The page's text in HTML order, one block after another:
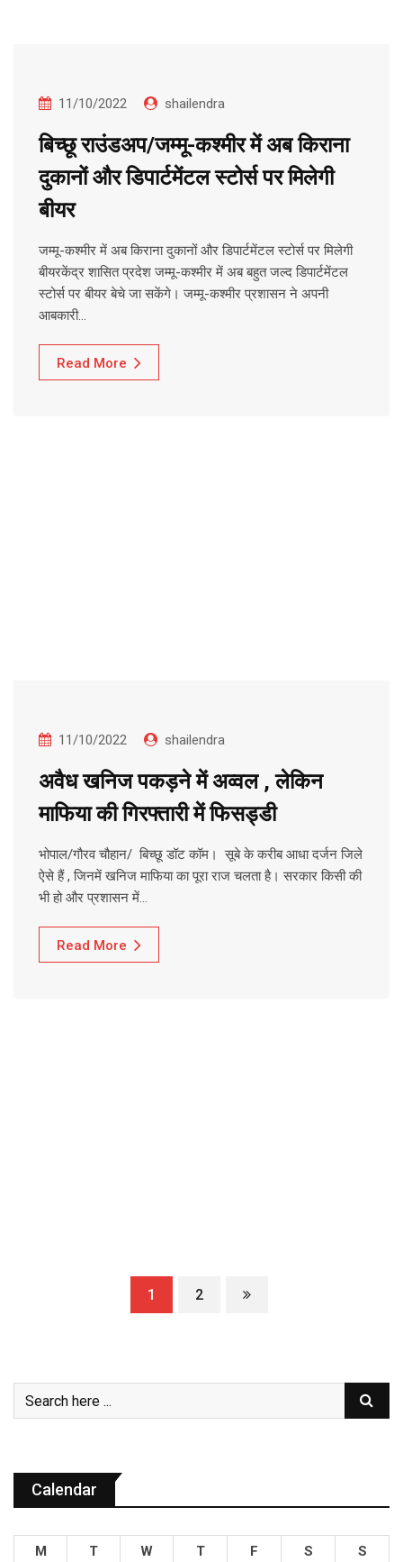
11/10/2022 shailendra
बिच्छू राउंडअप/जम्मू-कश्मीर में अब किराना
दुकानों और डिपार्टमेंटल स्टोर्स पर मिलेगी
बीयर
जम्मू-कश्मीर में अब किराना दुकानों और डिपार्टमेंटल स्टोर्स पर मिलेगी
बीयरकेंद्र शासित प्रदेश जम्मू-कश्मीर में अब बहुत जल्द डिपार्टमेंटल
स्टोर्स पर बीयर बेचे जा सकेंगे। जम्मू-कश्मीर प्रशासन ने अपनी
आबकारी…
Read More
11/10/2022 shailendra
अवैध खनिज पकड़ने में अव्वल , लेकिन
माफिया की गिरफ्तारी में फिसड्डी
भोपाल/गौरव चौहान/ बिच्छू डॉट कॉम। सूबे के करीब आधा दर्जन जिले
ऐसे हैं , जिनमें खनिज माफिया का पूरा राज चलता है। सरकार किसी की
भी हो और प्रशासन में…
Read More
1 2
Calendar
M T W T F S
S